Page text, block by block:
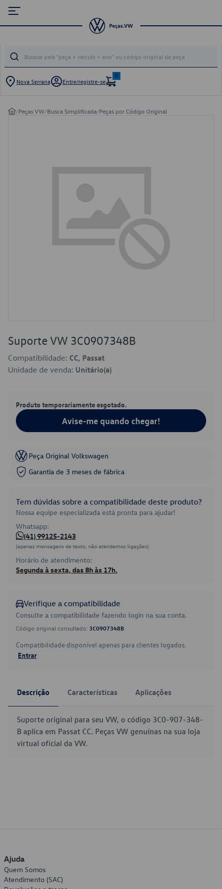
Nova Serrana Entre/registre-se
0
/Peças VW/Busca Simplificada/Peças por Código Original
Suporte VW 3C0907348B
Compatibilidade: CC, Passat
Unidade de venda: Unitário(a)
Produto temporariamente esgotado.
Avise-me quando chegar!
Peça Original Volkswagen
Garantia de 3 meses de fábrica
Tem dúvidas sobre a compatibilidade deste produto?
Nossa equipe especializada está pronta para ajudar!
Whatsapp:
(41) 99125-2143
(apenas mensagens de texto, não atendemos ligações)
Horário de atendimento:
Segunda à sexta, das 8h às 17h.
Verifique a compatibilidade
Consulte a compatibilidade fazendo login na sua conta.
Código original consultado: 3C0907348B
Compatibilidade disponível apenas para clientes logados.
Entrar
Descrição Características Aplicações
Suporte original para seu VW, o código 3C0-907-348-
B aplica em Passat CC. Peças VW genuínas na sua loja
virtual oficial da VW.
Ajuda
Quem Somos
Atendimento (SAC)